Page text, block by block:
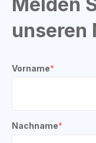
unseren
Vorname*
Nachname*